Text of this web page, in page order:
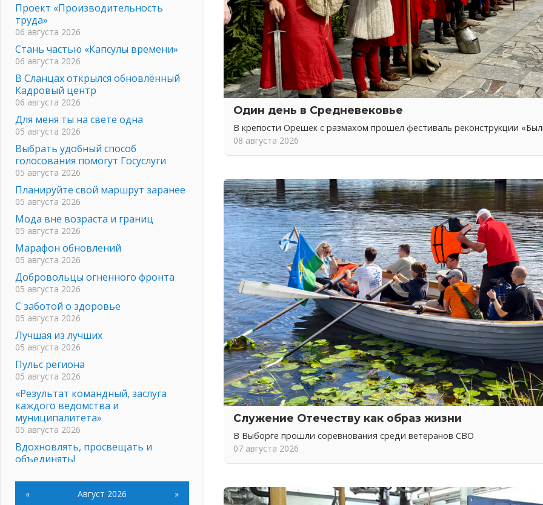
Один день в Средневековье
В крепости Орешек с размахом прошел фестиваль реконструкции
08 августа 2026
Служение Отечеству как образ жизни
В Выборге прошли соревнования среди ветеранов СВО
07 августа 2026
Проект «Производительность
труда»
06 августа 2026
Стань частью «Капсулы времени»
06 августа 2026
В Сланцах открылся обновлённый
Кадровый центр
06 августа 2026
Для меня ты на свете одна
05 августа 2026
Выбрать удобный способ
голосования помогут Госуслуги
05 августа 2026
Планируйте свой маршрут заранее
05 августа 2026
Мода вне возраста и границ
05 августа 2026
Марафон обновлений
05 августа 2026
Добровольцы огненного фронта
05 августа 2026
С заботой о здоровье
05 августа 2026
Лучшая из лучших
05 августа 2026
Пульс региона
05 августа 2026
«Результат командный, заслуга
каждого ведомства и
муниципалитета»
05 августа 2026
Вдохновлять, просвещать и
объединять!
Не оставят в беде
05 августа 2026
« Август 2026 »